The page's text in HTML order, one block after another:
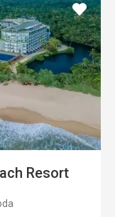
Resort
dodaj
do